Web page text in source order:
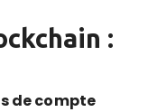
:
de compte